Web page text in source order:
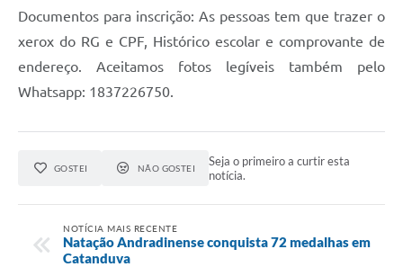
Documentos para inscrição: As pessoas tem que trazer o
xerox do RG e CPF, Histórico escolar e comprovante de
endereço. Aceitamos fotos legíveis também pelo
Whatsapp: 1837226750.
GOSTEI NÃO GOSTEI
Seja o primeiro a curtir esta
notícia.
NOTÍCIA MAIS RECENTE
Natação Andradinense conquista 72 medalhas em
Catanduva